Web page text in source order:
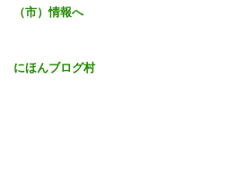
にほんブログ村